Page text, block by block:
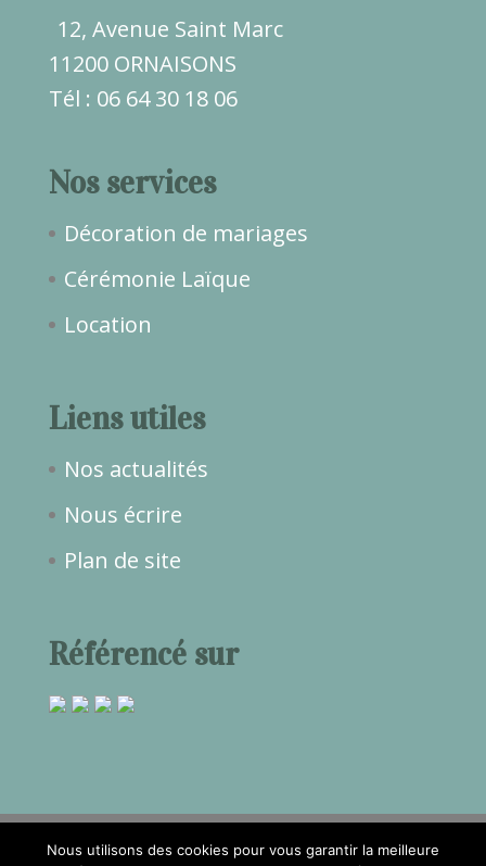
12, Avenue Saint Marc
11200 ORNAISONS
Tél : 06 64 30 18 06
Nos services
Décoration de mariages
Cérémonie Laïque
Location
Liens utiles
Nos actualités
Nous écrire
Plan de site
Référencé sur
Nous utilisons des cookies pour vous garantir la meilleure